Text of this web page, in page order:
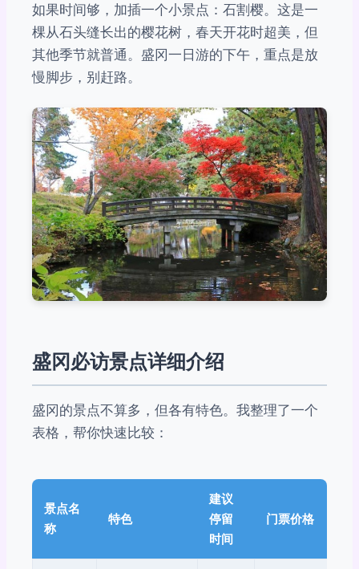
如果时间够，加插一个小景点：石割樱。这是一
棵从石头缝长出的樱花树，春天开花时超美，但
其他季节就普通。盛冈一日游的下午，重点是放
慢脚步，别赶路。
盛冈必访景点详细介绍
盛冈的景点不算多，但各有特色。我整理了一个
表格，帮你快速比较：
景点名
称
特色
建议
停留
时间
门票价格